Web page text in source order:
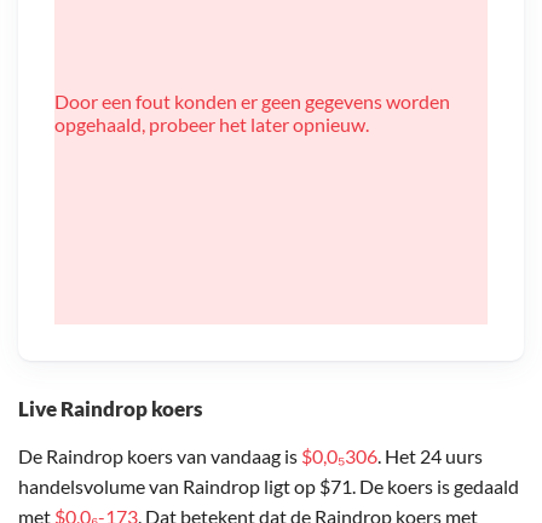
Live Raindrop koers
De Raindrop koers van vandaag is $0,0₅306. Het 24 uurs
handelsvolume van Raindrop ligt op $71. De koers is gedaald
met $0,0₆-173. Dat betekent dat de Raindrop koers met
Door een fout konden er geen gegevens worden
opgehaald, probeer het later opnieuw.